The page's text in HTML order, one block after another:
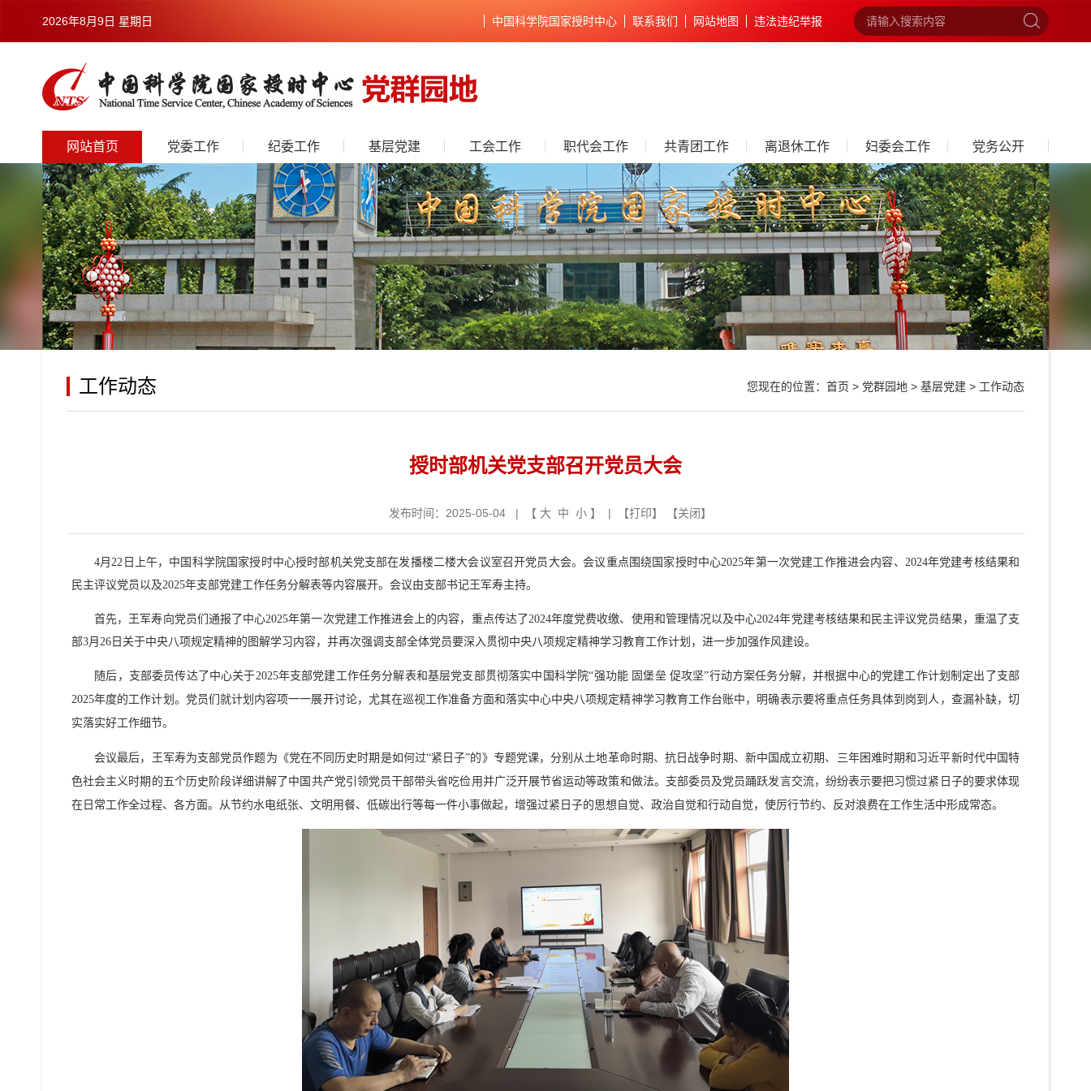
2026年8月9日 星期日 中国科学院国家授时中心 联系我们 网站地图 违法违纪举报
网站首页 党委工作 纪委工作 基层党建 工会工作 职代会工作 共青团工作 离退休工作 妇委会工作 党务公开
工作动态 您现在的位置： 首页 > 党群园地 > 基层党建> 工作动态
授时部机关党支部召开党员大会
发布时间：2025-05-04 | 【 大 中 小 】 | 【打印】 【关闭】
4月22日上午，中国科学院国家授时中心授时部机关党支部在发播楼二楼大会议室召开党员大会。会议重点围绕国家授时中心2025年第一次党建工作推进会内容、2024年党建考核结果和
民主评议党员以及2025年支部党建工作任务分解表等内容展开。会议由支部书记王军寿主持。
首先，王军寿向党员们通报了中心2025年第一次党建工作推进会上的内容，重点传达了2024年度党费收缴、使用和管理情况以及中心2024年党建考核结果和民主评议党员结果，重温了支
部3月26日关于中央八项规定精神的图解学习内容，并再次强调支部全体党员要深入贯彻中央八项规定精神学习教育工作计划，进一步加强作风建设。
随后，支部委员传达了中心关于2025年支部党建工作任务分解表和基层党支部贯彻落实中国科学院“强功能 固堡垒 促攻坚”行动方案任务分解，并根据中心的党建工作计划制定出了支部
2025年度的工作计划。党员们就计划内容项一一展开讨论，尤其在巡视工作准备方面和落实中心中央八项规定精神学习教育工作台账中，明确表示要将重点任务具体到岗到人，查漏补缺，切
实落实好工作细节。
会议最后，王军寿为支部党员作题为《党在不同历史时期是如何过“紧日子”的》专题党课，分别从土地革命时期、抗日战争时期、新中国成立初期、三年困难时期和习近平新时代中国特
色社会主义时期的五个历史阶段详细讲解了中国共产党引领党员干部带头省吃俭用并广泛开展节省运动等政策和做法。支部委员及党员踊跃发言交流，纷纷表示要把习惯过紧日子的要求体现
在日常工作全过程、各方面。从节约水电纸张、文明用餐、低碳出行等每一件小事做起，增强过紧日子的思想自觉、政治自觉和行动自觉，使厉行节约、反对浪费在工作生活中形成常态。